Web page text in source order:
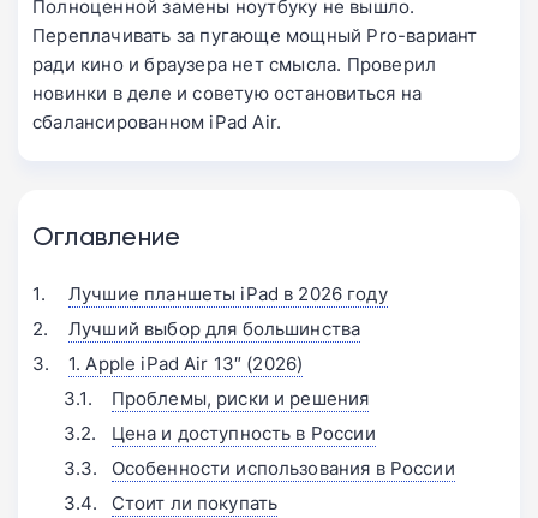
Полноценной замены ноутбуку не вышло.
Переплачивать за пугающе мощный Pro-вариант
ради кино и браузера нет смысла. Проверил
новинки в деле и советую остановиться на
сбалансированном iPad Air.
Оглавление
Лучшие планшеты iPad в 2026 году
Лучший выбор для большинства
1. Apple iPad Air 13″ (2026)
Проблемы, риски и решения
Цена и доступность в России
Особенности использования в России
Стоит ли покупать